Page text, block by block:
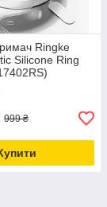
Ringke
Silicone Ring
999 ₴